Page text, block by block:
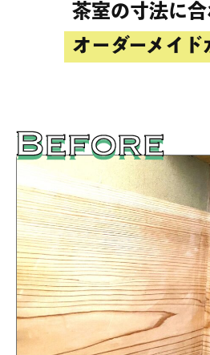
茶室の寸法に
オーダーメイド